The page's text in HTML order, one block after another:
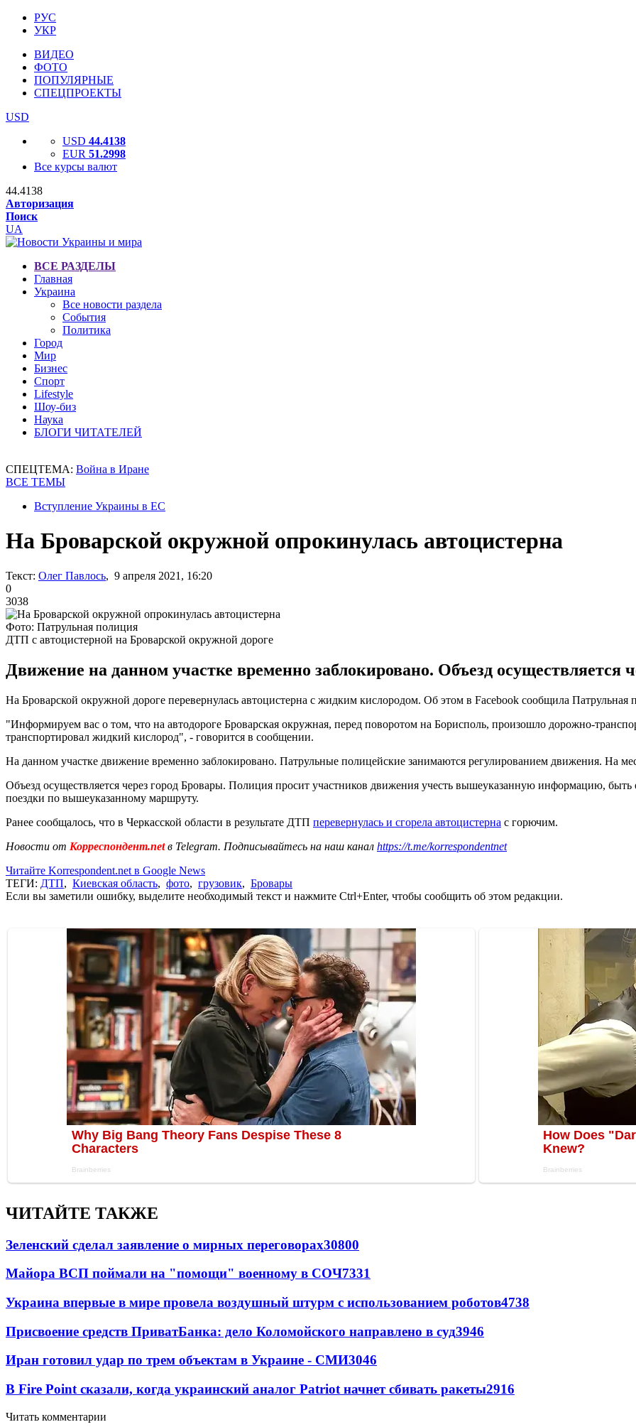
РУС
УКР
ВИДЕО
ФОТО
ПОПУЛЯРНЫЕ
СПЕЦПРОЕКТЫ
USD
USD 44.4138
EUR 51.2998
Все курсы валют
44.4138
Авторизация
Поиск
UA
ВСЕ РАЗДЕЛЫ
Главная
Украина
Все новости раздела
События
Политика
Город
Мир
Бизнес
Спорт
Lifestyle
Шоу-биз
Наука
БЛОГИ ЧИТАТЕЛЕЙ
СПЕЦТЕМА: Война в Иране
ВСЕ ТЕМЫ
Вступление Украины в ЕС
На Броварской окружной опрокинулась автоцистерна
Текст: Олег Павлось, 9 апреля 2021, 16:20
0
3038
Фото: Патрульная полиция
ДТП с автоцистерной на Броварской окружной дороге
Движение на данном участке временно заблокировано. Объезд осуществляется
На Броварской окружной дороге перевернулась автоцистерна с жидким кислородом. Об этом в Facebook сообщила Патрульная
"Информируем вас о том, что на автодороге Броварская окружная, перед поворотом на Борисполь, произошло дорожно-
транспортировал жидкий кислород", - говорится в сообщении.
На данном участке движение временно заблокировано. Патрульные полицейские занимаются регулированием движения. На
Объезд осуществляется через город Бровары. Полиция просит участников движения учесть вышеуказанную информацию,
поездки по вышеуказанному маршруту.
Ранее сообщалось, что в Черкасской области в результате ДТП перевернулась и сгорела автоцистерна с горючим.
Новости от Корреспондент.netв Telegram. Подписывайтесь на наш канал https://t.me/korrespondentnet
Читайте Korrespondent.net в Google News
ТЕГИ: ДТП, Киевская область, фото, грузовик, Бровары
Если вы заметили ошибку, выделите необходимый текст и нажмите Ctrl+Enter, чтобы сообщить об этом редакции.
ЧИТАЙТЕ ТАКЖЕ
Зеленский сделал заявление о мирных переговорах30800
Майора ВСП поймали на "помощи" военному в СОЧ7331
Украина впервые в мире провела воздушный штурм с использованием роботов4738
Присвоение средств ПриватБанка: дело Коломойского направлено в суд3946
Иран готовил удар по трем объектам в Украине - СМИ3046
В Fire Point сказали, когда украинский аналог Patriot начнет сбивать ракеты2916
Читать комментарии